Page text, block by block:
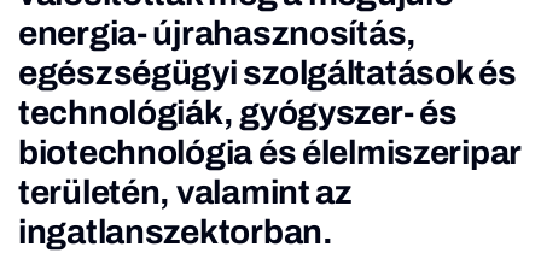
energia- újrahasznosítás,
egészségügyi szolgáltatások és
technológiák, gyógyszer- és
biotechnológia és élelmiszeripar
területén, valamint az
ingatlanszektorban.